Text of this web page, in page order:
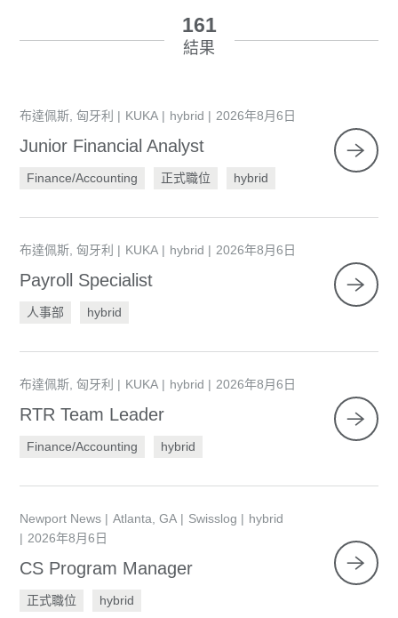
重設篩選器
161
結果
布達佩斯, 匈牙利 KUKA hybrid 2026年8月6日
Junior Financial Analyst
Finance/Accounting 正式職位 hybrid
布達佩斯, 匈牙利 KUKA hybrid 2026年8月6日
Payroll Specialist
人事部 hybrid
布達佩斯, 匈牙利 KUKA hybrid 2026年8月6日
RTR Team Leader
Finance/Accounting hybrid
Newport News Atlanta, GA Swisslog
hybrid
2026年8月6日
CS Program Manager
正式職位 hybrid